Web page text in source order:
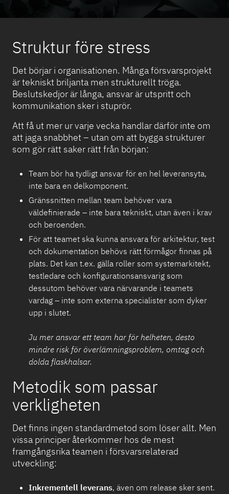
Struktur före stress
Det börjar i organisationen. Många försvarsprojekt
är tekniskt briljanta men strukturellt tröga.
Beslutskedjor är långa, ansvar är utspritt och
kommunikation sker i stuprör.
Att få ut mer ur varje vecka handlar därför inte om
att jaga snabbhet – utan om att bygga strukturer
som gör rätt saker rätt från början:
Team bör ha tydligt ansvar för en hel leveransyta,
inte bara en delkomponent.
Gränssnitten mellan team behöver vara
väldefinierade – inte bara tekniskt, utan även i krav
och beroenden.
För att teamet ska kunna ansvara för arkitektur, test
och dokumentation behövs rätt förmågor finnas på
plats. Det kan t.ex. gälla roller som systemarkitekt,
testledare och konfigurationsansvarig som
dessutom behöver vara närvarande i teamets
vardag – inte som externa specialister som dyker
upp i slutet.
Ju mer ansvar ett team har för helheten, desto
mindre risk för överlämningsproblem, omtag och
dolda flaskhalsar.
Metodik som passar
verkligheten
Det finns ingen standardmetod som löser allt. Men
vissa principer återkommer hos de mest
framgångsrika teamen i försvarsrelaterad
utveckling:
Inkrementell leverans, även om release sker sent.